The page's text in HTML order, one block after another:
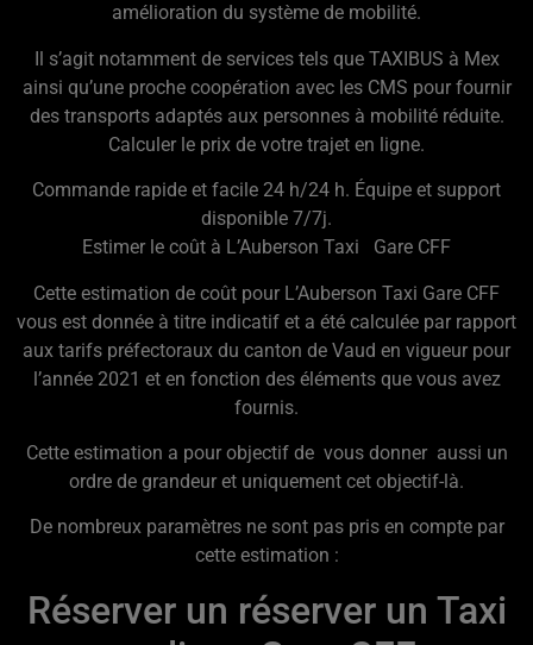
amélioration du système de mobilité.
Il s’agit notamment de services tels que TAXIBUS à Mex
ainsi qu’une proche coopération avec les CMS pour fournir
des transports adaptés aux personnes à mobilité réduite.
Calculer le prix de votre trajet en ligne.
Commande rapide et facile 24 h/24 h. Équipe et support
disponible 7/7j.
Estimer le coût à L’Auberson Taxi Gare CFF
Cette estimation de coût pour L’Auberson Taxi Gare CFF
vous est donnée à titre indicatif et a été calculée par rapport
aux tarifs préfectoraux du canton de Vaud en vigueur pour
l’année 2021 et en fonction des éléments que vous avez
fournis.
Cette estimation a pour objectif de vous donner aussi un
ordre de grandeur et uniquement cet objectif-là.
De nombreux paramètres ne sont pas pris en compte par
cette estimation :
Réserver un réserver un Taxi